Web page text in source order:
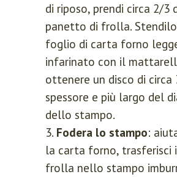
di riposo, prendi circa 2/3
panetto di frolla.
foglio di carta forno
infarinato con il
ottenere un disco di circa
spessore e più largo del
dello stampo.
Fodera lo stampo:
la carta forno, trasferisci
frolla nello stampo